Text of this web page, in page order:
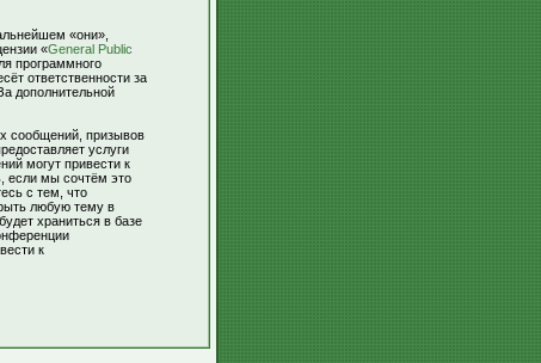
«они»,
«General Public
программного
ответственности за
дополнительной
сообщений, призывов
услуги
могут привести к
если мы сочтём это
с тем, что
любую тему в
храниться в базе
к